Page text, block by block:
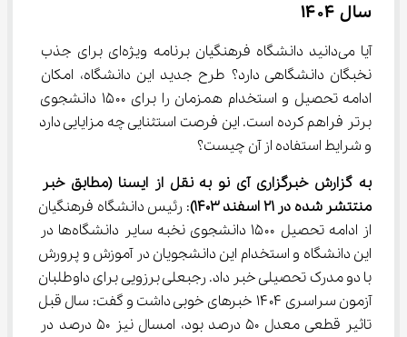
سال ۱۴۰۴
آیا می‌دانید دانشگاه فرهنگیان برنامه ویژه‌ای برای جذب
نخبگان دانشگاهی دارد؟ طرح جدید این دانشگاه، امکان
ادامه تحصیل و استخدام همزمان را برای ۱۵۰۰ دانشجوی
برتر فراهم کرده است. این فرصت استثنایی چه مزایایی دارد
و شرایط استفاده از آن چیست؟
به گزارش خبرگزاری آی نو به نقل از ایسنا (مطابق خبر
منتتشر شده در 21 اسفند 1403)
: رئیس دانشگاه فرهنگیان
از ادامه تحصیل ۱۵۰۰ دانشجوی نخبه سایر دانشگاه‌ها در
این دانشگاه و استخدام این دانشجویان در آموزش و پرورش
با دو مدرک تحصیلی خبر داد. رجبعلی برزویی برای داوطلبان
آزمون سراسری ۱۴۰۴ خبرهای خوبی داشت و گفت: سال قبل
تاثیر قطعی معدل ۵۰ درصد بود، امسال نیز ۵۰ درصد در